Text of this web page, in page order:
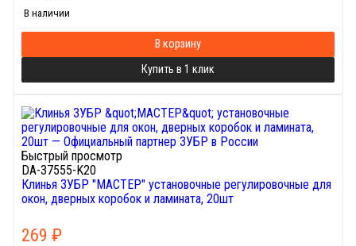
В наличии
В корзину
Купить в 1 клик
Быстрый просмотр
DA-37555-K20
Клинья ЗУБР "МАСТЕР" установочные регулировочные для
окон, дверных коробок и ламината, 20шт
269 ₽